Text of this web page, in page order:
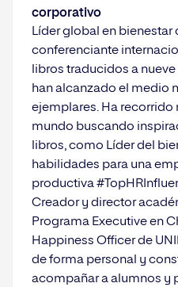
corporativo
Líder global en bienestar
conferenciante
libros traducidos a
han alcanzado el medio
ejemplares. Ha recorrido
mundo buscando
libros, como Líder del
habilidades para una
productiva
Creador y director
Programa Executive en
Happiness Officer de
de forma personal y
acompañar a alumnos y